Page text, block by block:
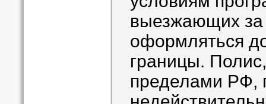
выезжающих
оформляться
границы.
пределами РФ,